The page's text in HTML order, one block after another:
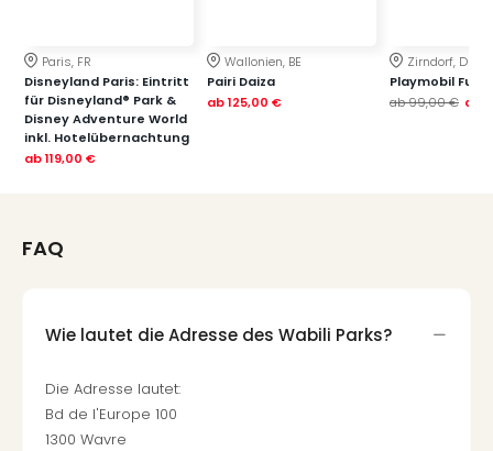
Paris, FR
Disneyland Paris: Eintritt
für Disneyland® Park &
Disney Adventure World
inkl. Hotelübernachtung
ab119,00 €
Wallonien, BE
Pairi Daiza
ab125,00 €
Zirndorf, DE
Playmobil
ab99,00 € ab
FAQ
Wie lautet die Adresse des Wabili Parks?
Die Adresse lautet:
Bd de l'Europe 100
1300 Wavre